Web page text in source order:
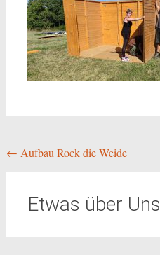
Beitragsnavigation
← Aufbau Rock die Weide
Etwas über Uns